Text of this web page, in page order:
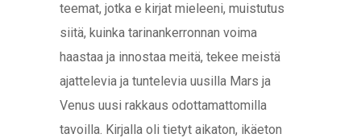
teemat, jotka e kirjat​ mieleeni, muistutus
siitä, kuinka tarinankerronnan voima
haastaa ja innostaa meitä, tekee meistä
ajattelevia ja tuntelevia uusilla Mars ja
Venus uusi rakkaus odottamattomilla
tavoilla. Kirjalla oli tietyt aikaton, ikäeton